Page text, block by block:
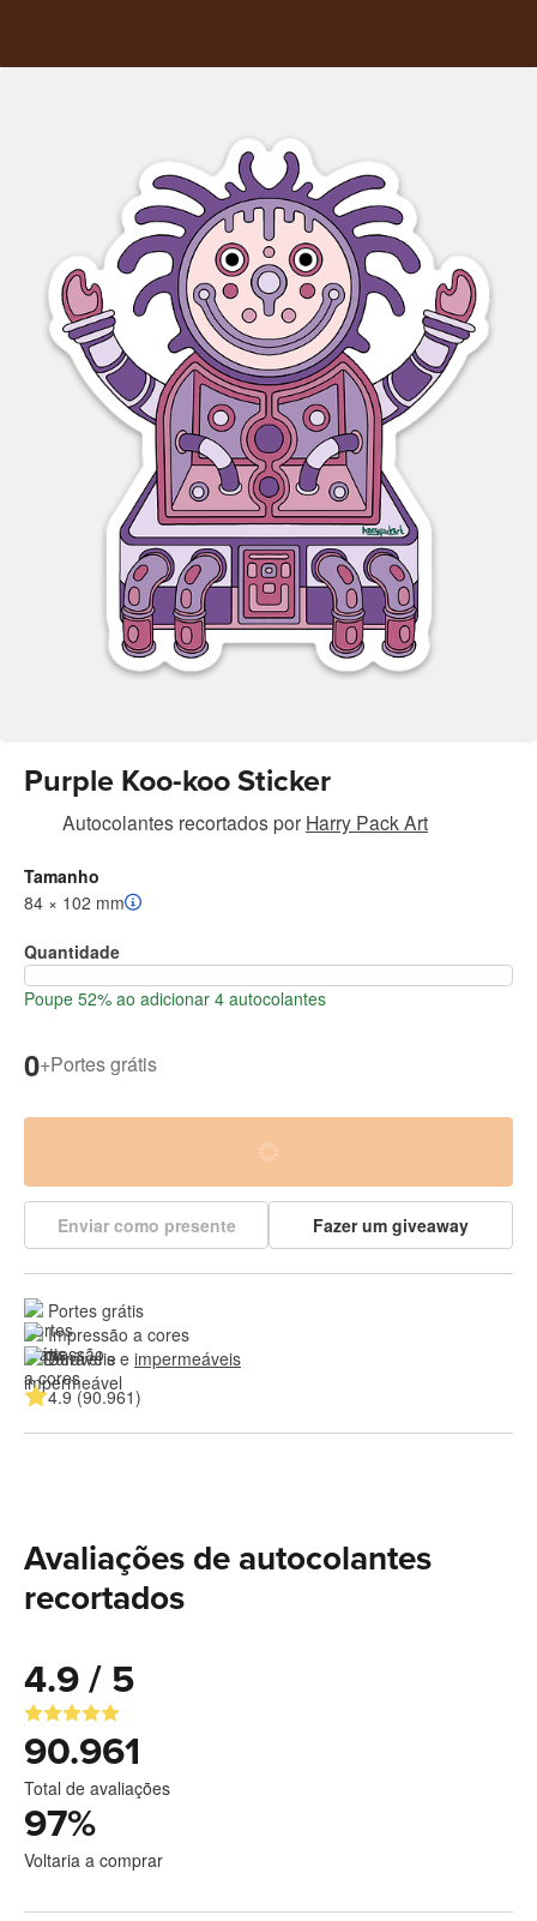
Purple Koo-koo Sticker
Autocolantes recortadospor Harry Pack Art
Tamanho
84 × 102 mm
Quantidade
Poupe 52% ao adicionar 4 autocolantes
0+Portes grátis
Enviar como presente Fazer um giveaway
Portes grátis
Impressão a cores
Duráveis e impermeáveis
4.9 (90.961)
Avaliações de autocolantes
recortados
4.9 / 5
90.961
Total de avaliações
97%
Voltaria a comprar